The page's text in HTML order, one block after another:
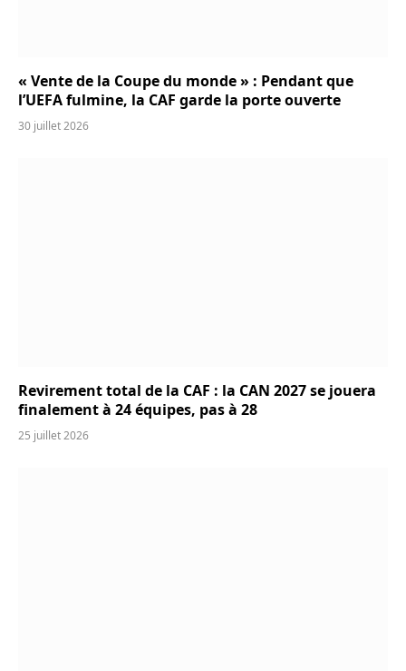
« Vente de la Coupe du monde » : Pendant que
l’UEFA fulmine, la CAF garde la porte ouverte
30 juillet 2026
Revirement total de la CAF : la CAN 2027 se jouera
finalement à 24 équipes, pas à 28
25 juillet 2026